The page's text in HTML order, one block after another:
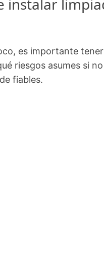
es importante
riesgos asumes si
fiables.